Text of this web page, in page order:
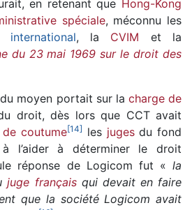
en retenant que Hong-Kong
spéciale, méconnu les
international, la CVIM et la
du 23 mai 1969 sur le droit des
moyen portait sur la charge de
droit, dès lors que CCT avait
coutume[14] les jugesdu fond
l’aider à déterminer le droit
réponse de Logicom fut « la
juge françaisqui devait en faire
que la société Logicom avait